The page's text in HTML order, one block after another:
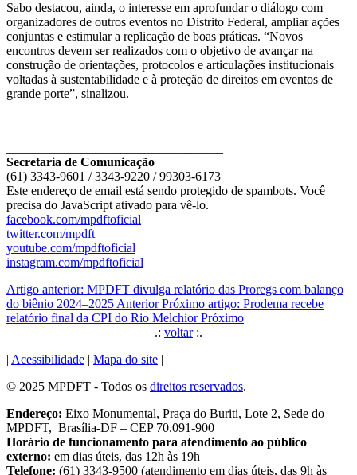
Sabo destacou, ainda, o interesse em aprofundar o diálogo com
organizadores de outros eventos no Distrito Federal, ampliar ações
conjuntas e estimular a replicação de boas práticas. “Novos
encontros devem ser realizados com o objetivo de avançar na
construção de orientações, protocolos e articulações institucionais
voltadas à sustentabilidade e à proteção de direitos em eventos de
grande porte”, sinalizou.
Secretaria de Comunicação
(61) 3343-9601 / 3343-9220 / 99303-6173
Este endereço de email está sendo protegido de spambots. Você
precisa do JavaScript ativado para vê-lo.
facebook.com/mpdftoficial
twitter.com/mpdft
youtube.com/mpdftoficial
instagram.com/mpdftoficial
Artigo anterior: MPDFT divulga relatório das Proregs com balanço
do biênio 2024–2025 Anterior Próximo artigo: Prodema recebe
relatório final da CPI do Rio MelchiorPróximo
.: voltar:.
| Acessibilidade | Mapa do site |
© 2025 MPDFT - Todos os direitos reservados.
Endereço: Eixo Monumental, Praça do Buriti, Lote 2, Sede do
MPDFT, Brasília-DF – CEP 70.091-900
Horário de funcionamento para atendimento ao público
externo: em dias úteis, das 12h às 19h
Telefone: (61) 3343-9500 (atendimento em dias úteis, das 9h às